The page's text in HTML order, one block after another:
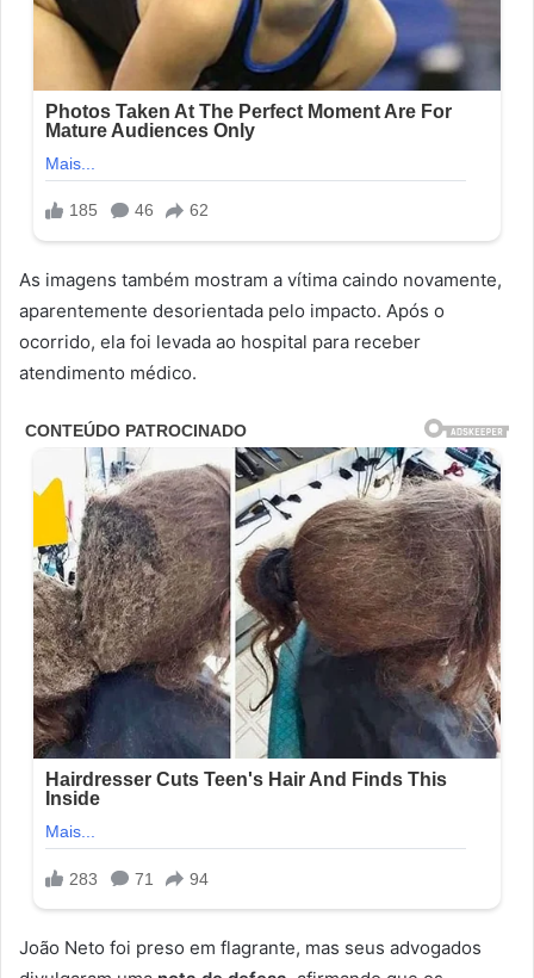
As imagens também mostram a vítima caindo novamente,
aparentemente desorientada pelo impacto. Após o
ocorrido, ela foi levada ao hospital para receber
atendimento médico.
João Neto foi preso em flagrante, mas seus advogados